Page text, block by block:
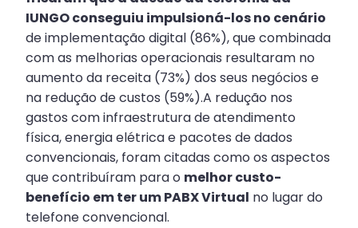
IUNGO conseguiu impulsioná-los no cenário
de implementação digital (86%), que combinada
com as melhorias operacionais resultaram no
aumento da receita (73%) dos seus negócios e
na redução de custos (59%).A redução nos
gastos com infraestrutura de atendimento
física, energia elétrica e pacotes de dados
convencionais, foram citadas como os aspectos
que contribuíram para o melhor custo-
benefício em ter um PABX Virtual no lugar do
telefone convencional.